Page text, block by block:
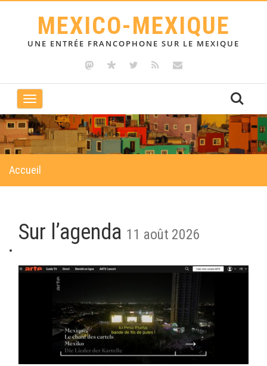
MEXICO-MEXIQUE
UNE ENTRÉE FRANCOPHONE SUR LE MEXIQUE
Toggle
navigation
Accueil
Sur l’agenda 11 août 2026